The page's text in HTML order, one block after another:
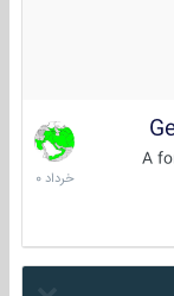
A
10
خرداد
1400